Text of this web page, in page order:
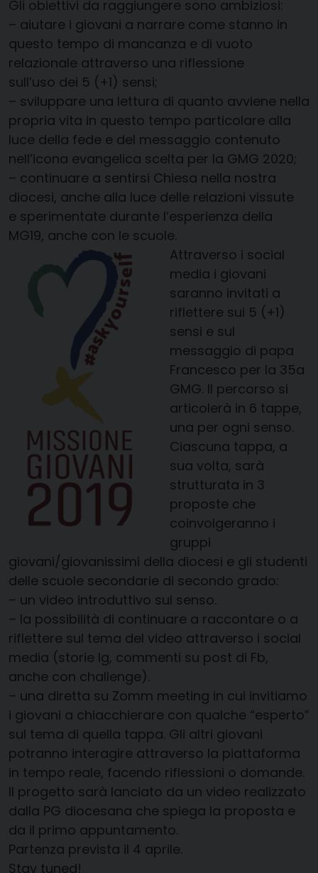
Gli obiettivi da raggiungere sono ambiziosi:
– aiutare i giovani a narrare come stanno in
questo tempo di mancanza e di vuoto
relazionale attraverso una riflessione
sull’uso dei 5 (+1) sensi;
– sviluppare una lettura di quanto avviene nella
propria vita in questo tempo particolare alla
luce della fede e del messaggio contenuto
nell’icona evangelica scelta per la GMG 2020;
– continuare a sentirsi Chiesa nella nostra
diocesi, anche alla luce delle relazioni vissute
e sperimentate durante l’esperienza della
MG19, anche con le scuole.
Attraverso i social
media i giovani
saranno invitati a
riflettere sui 5 (+1)
sensi e sul
messaggio di papa
Francesco per la 35a
GMG. Il percorso si
articolerà in 6 tappe,
una per ogni senso.
Ciascuna tappa, a
sua volta, sarà
strutturata in 3
proposte che
coinvolgeranno i
gruppi
giovani/giovanissimi della diocesi e gli studenti
delle scuole secondarie di secondo grado:
– un video introduttivo sul senso.
– la possibilità di continuare a raccontare o a
riflettere sul tema del video attraverso i social
media (storie Ig, commenti su post di Fb,
anche con challenge).
– una diretta su Zomm meeting in cui invitiamo
i giovani a chiacchierare con qualche “esperto”
sul tema di quella tappa. Gli altri giovani
potranno interagire attraverso la piattaforma
in tempo reale, facendo riflessioni o domande.
Il progetto sarà lanciato da un video realizzato
dalla PG diocesana che spiega la proposta e
da il primo appuntamento.
Partenza prevista il 4 aprile.
Stay tuned!